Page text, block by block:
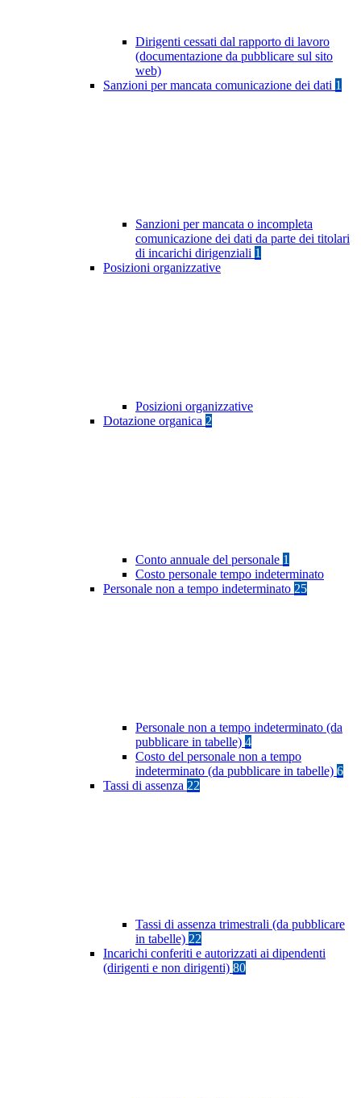
Dirigenti cessati dal rapporto di lavoro
(documentazione da pubblicare sul sito
web)
Sanzioni per mancata comunicazione dei dati 1
Sanzioni per mancata o incompleta
comunicazione dei dati da parte dei titolari
di incarichi dirigenziali 1
Posizioni organizzative
Posizioni organizzative
Dotazione organica 2
Conto annuale del personale 1
Costo personale tempo indeterminato
Personale non a tempo indeterminato 25
Personale non a tempo indeterminato (da
pubblicare in tabelle) 4
Costo del personale non a tempo
indeterminato (da pubblicare in tabelle) 6
Tassi di assenza 22
Tassi di assenza trimestrali (da pubblicare
in tabelle) 22
Incarichi conferiti e autorizzati ai dipendenti
(dirigenti e non dirigenti) 80